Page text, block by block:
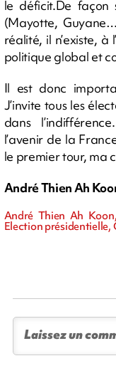
le déficit.De façon
(Mayotte,
réalité, il n’existe,
politique global et
Il est donc
J’invite tous les
dans
l’avenir de la
le premier tour, ma
André Thien Ah
André Thien Ah
Election présidentielle,